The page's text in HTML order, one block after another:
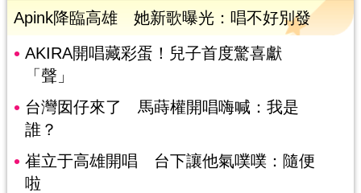
Apink降臨高雄 她新歌曝光：唱不好別發
AKIRA開唱藏彩蛋！兒子首度驚喜獻
「聲」
台灣囡仔來了 馬蒔權開唱嗨喊：我是
誰？
崔立于高雄開唱 台下讓他氣噗噗：隨便
啦